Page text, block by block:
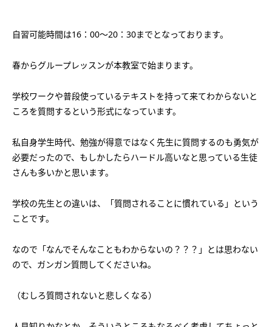
不登校生／GL／その他
合格実績・合格体験談
入試情報
高校入試／大学入試［ 推薦入試 ］ ／大学入試［ 共通テ
スト ］
採用情報
講師募集 ／営業員・事務員募集
会社概要
プライバシーポリシー
自習可能時間は16：00～20：30までとなっております。
春からグループレッスンが本教室で始まります。
学校ワークや普段使っているテキストを持って来てわからないと
ころを質問するという形式になっています。
私自身学生時代、勉強が得意ではなく先生に質問するのも勇気が
必要だったので、もしかしたらハードル高いなと思っている生徒
さんも多いかと思います。
学校の先生との違いは、「質問されることに慣れている」という
ことです。
なので「なんでそんなこともわからないの？？？」とは思わない
ので、ガンガン質問してくださいね。
（むしろ質問されないと悲しくなる）